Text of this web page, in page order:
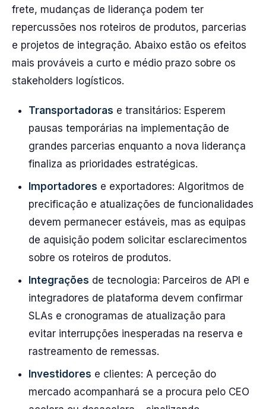
frete, mudanças de liderança podem ter
repercussões nos roteiros de produtos, parcerias
e projetos de integração. Abaixo estão os efeitos
mais prováveis a curto e médio prazo sobre os
stakeholders logísticos.
Transportadoras e transitários: Esperem
pausas temporárias na implementação de
grandes parcerias enquanto a nova liderança
finaliza as prioridades estratégicas.
Importadores e exportadores: Algoritmos de
precificação e atualizações de funcionalidades
devem permanecer estáveis, mas as equipas
de aquisição podem solicitar esclarecimentos
sobre os roteiros de produtos.
Integrações de tecnologia: Parceiros de API e
integradores de plataforma devem confirmar
SLAs e cronogramas de atualização para
evitar interrupções inesperadas na reserva e
rastreamento de remessas.
Investidores e clientes: A perceção do
mercado acompanhará se a procura pelo CEO